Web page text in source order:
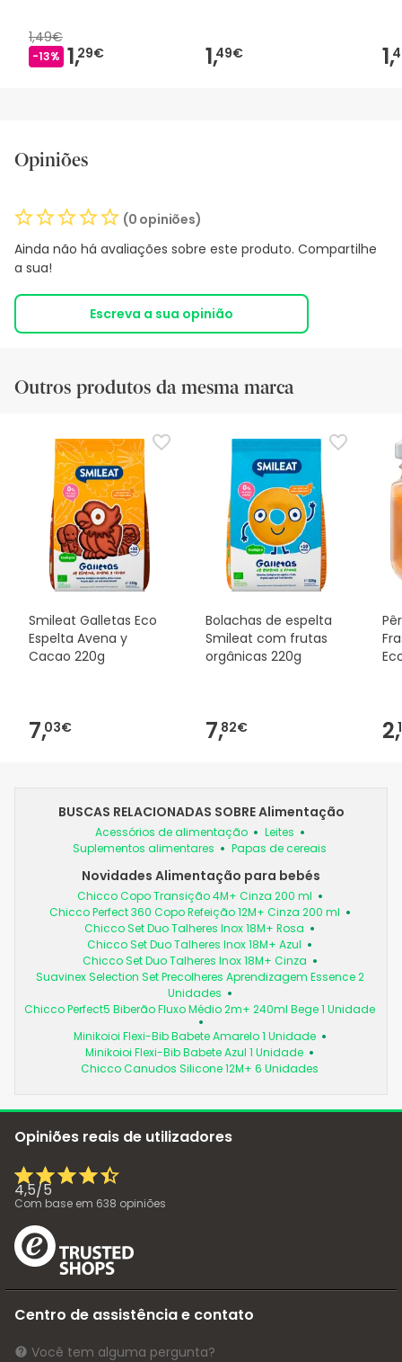
1,49€
-13% 1,29€ 1,49€ 1,
Opiniões
(0 opiniões)
Ainda não há avaliações sobre este produto. Compartilhe
a sua!
Escreva a sua opinião
Outros produtos da mesma marca
Smileat Galletas Eco
Espelta Avena y
Cacao 220g
7,03€
Bolachas de espelta
Smileat com frutas
orgânicas 220g
7,82€ 2,
BUSCAS RELACIONADAS SOBRE Alimentação
Acessórios de alimentação
Leites
Suplementos alimentares
Papas de cereais
Novidades Alimentação para bebés
Chicco Copo Transição 4M+ Cinza 200 ml
Chicco Perfect 360 Copo Refeição 12M+ Cinza 200 ml
Chicco Set Duo Talheres Inox 18M+ Rosa
Chicco Set Duo Talheres Inox 18M+ Azul
Chicco Set Duo Talheres Inox 18M+ Cinza
Suavinex Selection Set Precolheres Aprendizagem Essence 2
Unidades
Chicco Perfect5 Biberão Fluxo Médio 2m+ 240ml Bege 1 Unidade
Minikoioi Flexi-Bib Babete Amarelo 1 Unidade
Minikoioi Flexi-Bib Babete Azul 1 Unidade
Chicco Canudos Silicone 12M+ 6 Unidades
Opiniões reais de utilizadores
4,5/5
Com base em 638 opiniões
Centro de assistência e contato
Você tem alguma pergunta?